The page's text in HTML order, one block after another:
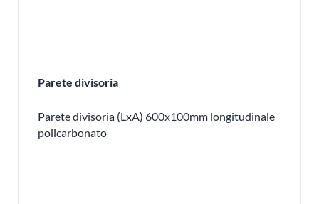
Parete divisoria
Parete divisoria (LxA) 600x100mm longitudinale
policarbonato